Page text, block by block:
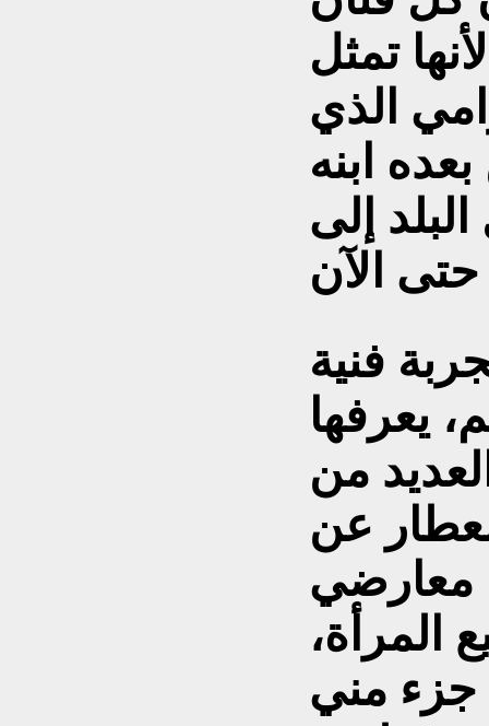
تمثل
الذي
ابنه
إلى
فنية
يعرفها
من
عن
معارضي
المرأة،
جزء مني